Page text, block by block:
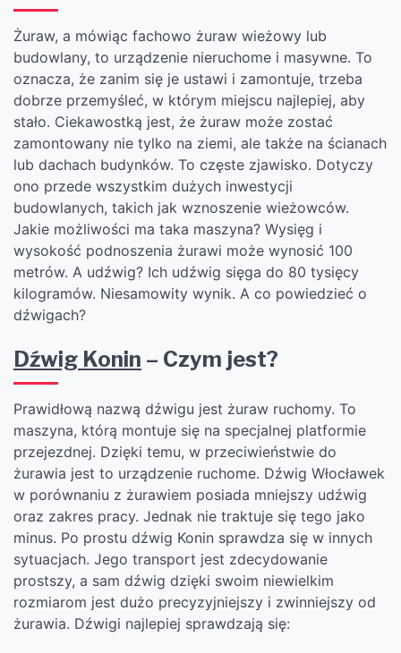
Żuraw, a mówiąc fachowo żuraw wieżowy lub
budowlany, to urządzenie nieruchome i masywne. To
oznacza, że zanim się je ustawi i zamontuje, trzeba
dobrze przemyśleć, w którym miejscu najlepiej, aby
stało. Ciekawostką jest, że żuraw może zostać
zamontowany nie tylko na ziemi, ale także na ścianach
lub dachach budynków. To częste zjawisko. Dotyczy
ono przede wszystkim dużych inwestycji
budowlanych, takich jak wznoszenie wieżowców.
Jakie możliwości ma taka maszyna? Wysięg i
wysokość podnoszenia żurawi może wynosić 100
metrów. A udźwig? Ich udźwig sięga do 80 tysięcy
kilogramów. Niesamowity wynik. A co powiedzieć o
dźwigach?
Dźwig Konin – Czym jest?
Prawidłową nazwą dźwigu jest żuraw ruchomy. To
maszyna, którą montuje się na specjalnej platformie
przejezdnej. Dzięki temu, w przeciwieństwie do
żurawia jest to urządzenie ruchome. Dźwig Włocławek
w porównaniu z żurawiem posiada mniejszy udźwig
oraz zakres pracy. Jednak nie traktuje się tego jako
minus. Po prostu dźwig Konin sprawdza się w innych
sytuacjach. Jego transport jest zdecydowanie
prostszy, a sam dźwig dzięki swoim niewielkim
rozmiarom jest dużo precyzyjniejszy i zwinniejszy od
żurawia. Dźwigi najlepiej sprawdzają się: